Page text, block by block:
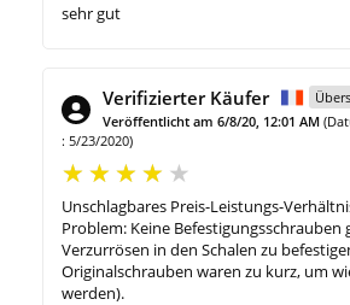
sehr gut
Verifizierter Käufer
Veröffentlicht am 6/8/20, 12:01 AM
: 5/23/2020)
Unschlagbares Preis-Leistungs-
Problem: Keine Befestigungsschrauben
Verzurrösen in den Schalen zu
Originalschrauben waren zu kurz, um
werden).